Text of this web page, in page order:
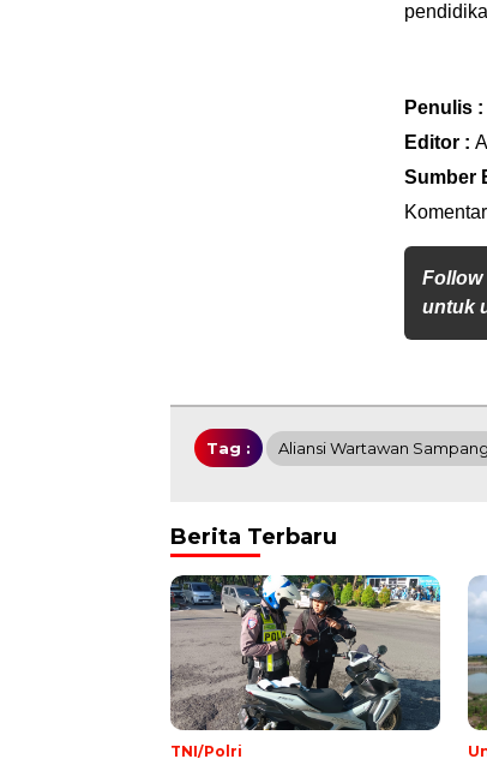
Penulis :
Editor :
Sumber
Follow
untuk
Tag : Aliansi Wartawan Sampang
Berita Terbaru
TNI/Polri